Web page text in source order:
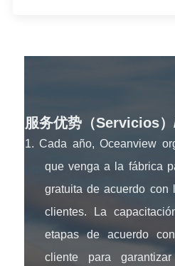
服务优势（Servicios）
1. Cada año, Oceanview
que venga a la fábrica
gratuita de acuerdo con
clientes. La
etapas de acuerdo
cliente para